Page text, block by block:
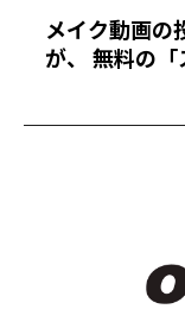
メイク動画の
が、 無料の